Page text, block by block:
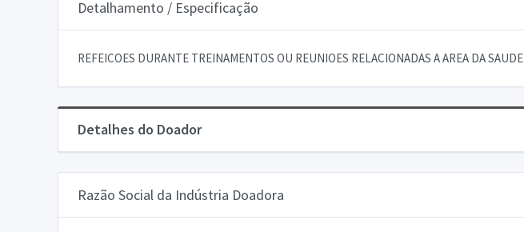
Detalhamento / Especificação
REFEICOES DURANTE TREINAMENTOS OU REUNIOES RELACIONADAS A AREA DA SAUDE
Detalhes do Doador
Razão Social da Indústria Doadora